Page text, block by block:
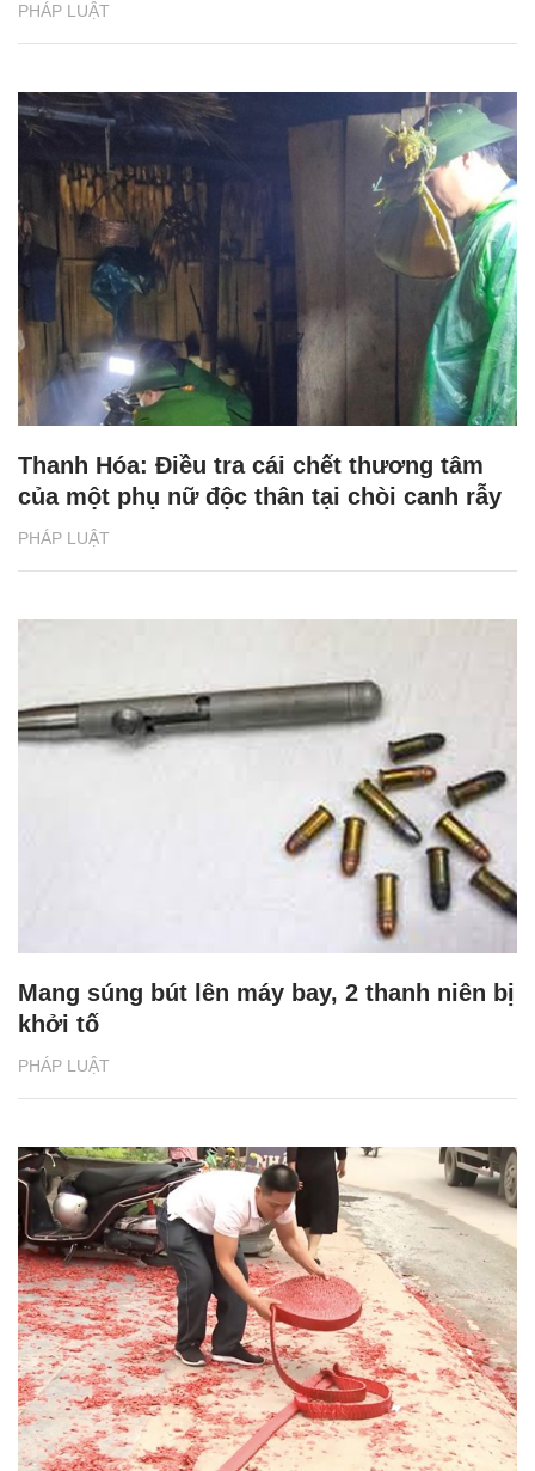
PHÁP LUẬT
PHÁP LUẬT
Thanh Hóa: Điều tra cái chết thương tâm
của một phụ nữ độc thân tại chòi canh rẫy
PHÁP LUẬT
Mang súng bút lên máy bay, 2 thanh niên bị
khởi tố